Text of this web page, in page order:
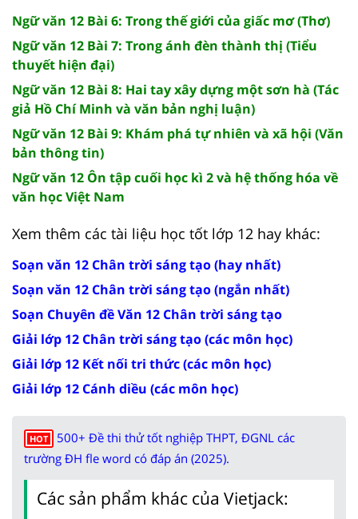
Ngữ văn 12 Bài 6: Trong thế giới của giấc mơ (Thơ)
Ngữ văn 12 Bài 7: Trong ánh đèn thành thị (Tiểu
thuyết hiện đại)
Ngữ văn 12 Bài 8: Hai tay xây dựng một sơn hà (Tác
giả Hồ Chí Minh và văn bản nghị luận)
Ngữ văn 12 Bài 9: Khám phá tự nhiên và xã hội (Văn
bản thông tin)
Ngữ văn 12 Ôn tập cuối học kì 2 và hệ thống hóa về
văn học Việt Nam
Xem thêm các tài liệu học tốt lớp 12 hay khác:
Soạn văn 12 Chân trời sáng tạo (hay nhất)
Soạn văn 12 Chân trời sáng tạo (ngắn nhất)
Soạn Chuyên đề Văn 12 Chân trời sáng tạo
Giải lớp 12 Chân trời sáng tạo (các môn học)
Giải lớp 12 Kết nối tri thức (các môn học)
Giải lớp 12 Cánh diều (các môn học)
HOT
500+ Đề thi thử tốt nghiệp THPT, ĐGNL các
trường ĐH fle word có đáp án (2025).
Các sản phẩm khác của Vietjack: